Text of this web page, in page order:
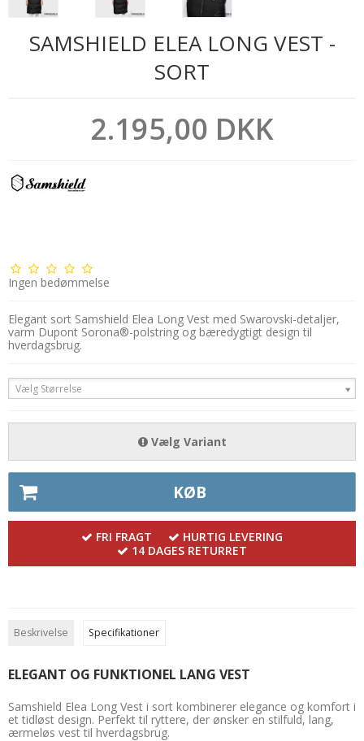
SAMSHIELD ELEA LONG VEST -
SORT
2.195,00 DKK
Ingen bedømmelse
Elegant sort Samshield Elea Long Vest med Swarovski-detaljer,
varm Dupont Sorona®-polstring og bæredygtigt design til
hverdagsbrug.
Vælg Størrelse
Vælg Variant
KØB
FRI FRAGT
HURTIG LEVERING
14 DAGES RETURRET
Beskrivelse Specifikationer
ELEGANT OG FUNKTIONEL LANG VEST
Samshield Elea Long Vest i sort kombinerer elegance og komfort i
et tidløst design. Perfekt til ryttere, der ønsker en stilfuld, lang,
ærmeløs vest til hverdagsbrug.